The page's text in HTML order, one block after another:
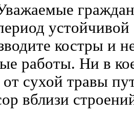
костры и
работы. Ни в
от сухой травы
вблизи